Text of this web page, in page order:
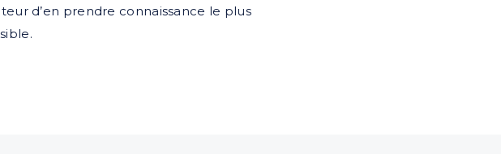
d’en prendre connaissance le plus